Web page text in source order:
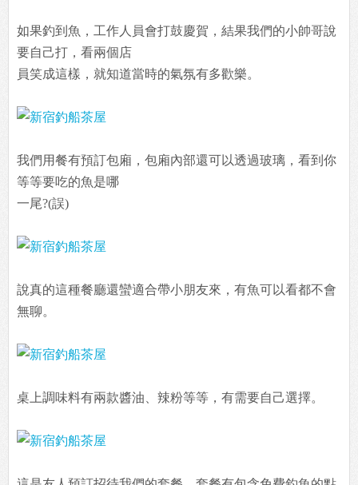
如果釣到魚，工作人員會打鼓慶賀，結果我們的小帥哥說
要自己打，看兩個店
員笑成這樣，就知道當時的氣氛有多歡樂。
我們用餐有預訂包廂，包廂內部還可以透過玻璃，看到你
等等要吃的魚是哪
一尾?(誤)
說真的這種餐廳還蠻適合帶小朋友來，有魚可以看都不會
無聊。
桌上調味料有兩款醬油、辣粉等等，有需要自己選擇。